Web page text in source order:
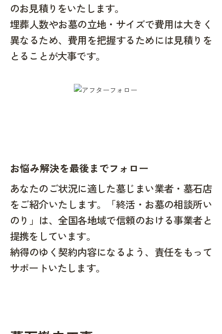
のお見積りをいたします。
埋葬人数やお墓の立地・サイズで費用は大きく
異なるため、費用を把握するためには見積りを
とることが大事です。
お悩み解決を最後までフォロー
あなたのご状況に適した墓じまい業者・墓石店
をご紹介いたします。「終活・お墓の相談所い
のり」は、全国各地域で信頼のおける事業者と
提携をしています。
納得のゆく契約内容になるよう、責任をもって
サポートいたします。